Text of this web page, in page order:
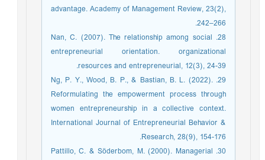
advantage. Academy of Management Review, 23(2),
242–266.
28. Nan, C. (2007). The relationship among social
entrepreneurial orientation. organizational
resources and entrepreneurial, 12(3), 24-39.
29. Ng, P. Y., Wood, B. P., & Bastian, B. L. (2022).
Reformulating the empowerment process through
women entrepreneurship in a collective context.
International Journal of Entrepreneurial Behavior &
Research, 28(9), 154-176.
30. Pattillo, C. & Söderbom, M. (2000). Managerial